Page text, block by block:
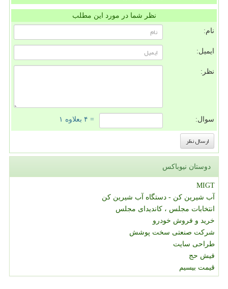
نظر شما در مورد این مطلب
نام:
ایمیل:
نظر:
سوال: = ۴ بعلاوه ۱
دوستان نیوباکس
MIGT
آب شیرین کن - دستگاه آب شیرین کن
انتخابات مجلس ، کاندیدای مجلس
خرید و فروش خودرو
شرکت صنعتی سخت پوشش
طراحی سایت
فیش حج
قیمت بیسیم